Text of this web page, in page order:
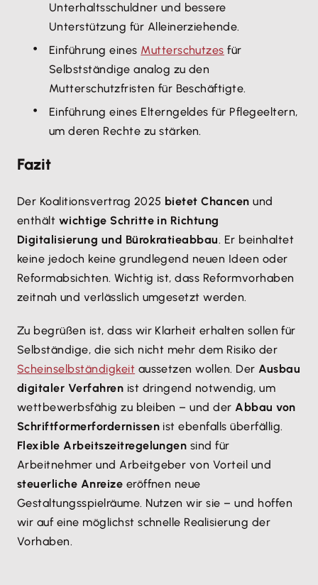
Unterhaltsschuldner und bessere
Unterstützung für Alleinerziehende.
Einführung eines Mutterschutzes für
Selbstständige analog zu den
Mutterschutzfristen für Beschäftigte.
Einführung eines Elterngeldes für Pflegeeltern,
um deren Rechte zu stärken.
Fazit
Der Koalitionsvertrag 2025 bietet Chancen und
enthält wichtige Schritte in Richtung
Digitalisierung und Bürokratieabbau. Er beinhaltet
keine jedoch keine grundlegend neuen Ideen oder
Reformabsichten. Wichtig ist, dass Reformvorhaben
zeitnah und verlässlich umgesetzt werden.
Zu begrüßen ist, dass wir Klarheit erhalten sollen für
Selbständige, die sich nicht mehr dem Risiko der
Scheinselbständigkeit aussetzen wollen. DerAusbau
digitaler Verfahren ist dringend notwendig, um
wettbewerbsfähig zu bleiben – und derAbbau von
Schriftformerfordernissen ist ebenfalls überfällig.
Flexible Arbeitszeitregelungen sind für
Arbeitnehmer und Arbeitgeber von Vorteil und
steuerliche Anreize eröffnen neue
Gestaltungsspielräume. Nutzen wir sie – und hoffen
wir auf eine möglichst schnelle Realisierung der
Vorhaben.